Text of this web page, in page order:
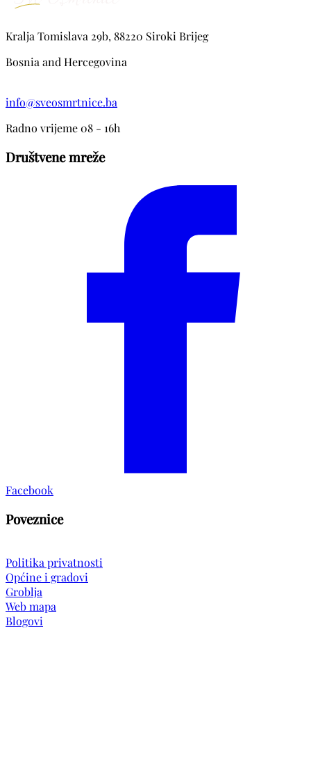
Kralja Tomislava 29b, 88220 Siroki Brijeg
Bosnia and Hercegovina
info@sveosmrtnice.ba
Radno vrijeme 08 - 16h
Društvene mreže
Facebook
Poveznice
Politika privatnosti
Općine i gradovi
Groblja
Web mapa
Blogovi